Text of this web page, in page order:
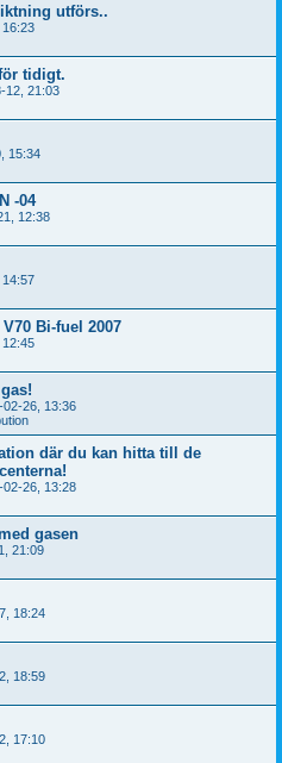
utförs..
tidigt.
12, 21:03
15:34
-04
12:38
Bi-fuel 2007
02-26, 13:36
där du kan hitta till de
02-26, 13:28
gasen
21:09
18:24
18:59
17:10